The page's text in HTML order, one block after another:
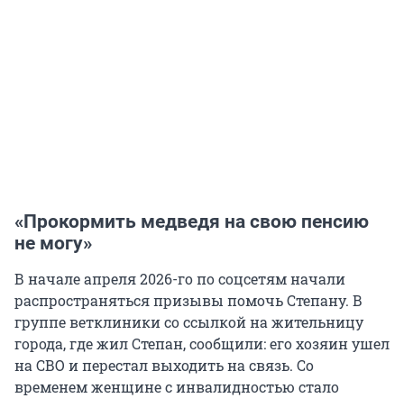
«Прокормить медведя на свою пенсию
не могу»
В начале апреля 2026-го по соцсетям начали
распространяться призывы помочь Степану. В
группе ветклиники со ссылкой на жительницу
города, где жил Степан, сообщили: его хозяин ушел
на СВО и перестал выходить на связь. Со
временем женщине с инвалидностью стало